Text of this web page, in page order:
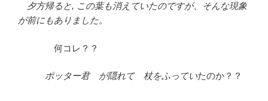
夕方帰ると, この葉も消えていたのですが、そんな現象
が前にもありました。
何コレ？？
ポッター君 が隠れて 杖をふっていたのか？？